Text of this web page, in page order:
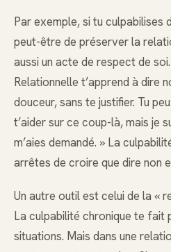
Par exemple, si tu culpabilises
peut-être de préserver la
aussi un acte de respect de
Relationnelle t’apprend à dire
douceur, sans te justifier. Tu
t’aider sur ce coup-là, mais je
m’aies demandé. » La
arrêtes de croire que dire non
Un autre outil est celui de la «
La culpabilité chronique te
situations. Mais dans une